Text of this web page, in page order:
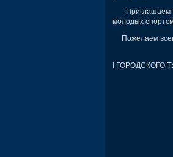
Приглашаем
молодых
Пожелаем всем
I ГОРОДСКОГО